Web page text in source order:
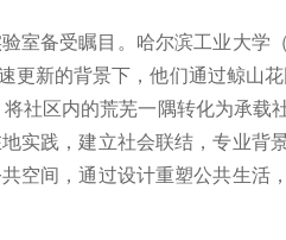
室备受瞩目。哈尔滨工业大学
新的背景下，他们通过鲸山
社区内的荒芜一隅转化为承载
实践，建立社会联结，专业背
空间，通过设计重塑公共生活